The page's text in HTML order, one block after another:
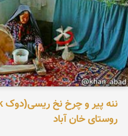
روستای خان آباد